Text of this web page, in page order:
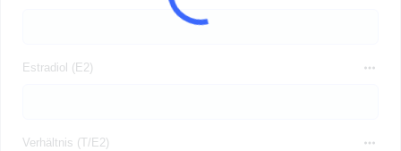
Estradiol (E2)
Verhältnis (T/E2)